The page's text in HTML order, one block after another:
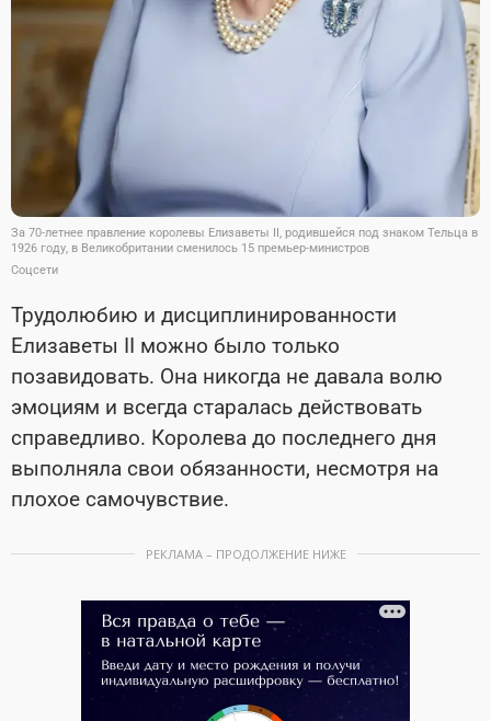
За 70-летнее правление королевы Елизаветы II, родившейся под знаком Тельца в
1926 году, в Великобритании сменилось 15 премьер-министров
Соцсети
Трудолюбию и дисциплинированности
Елизаветы II можно было только
позавидовать. Она никогда не давала волю
эмоциям и всегда старалась действовать
справедливо. Королева до последнего дня
выполняла свои обязанности, несмотря на
плохое самочувствие.
РЕКЛАМА – ПРОДОЛЖЕНИЕ НИЖЕ